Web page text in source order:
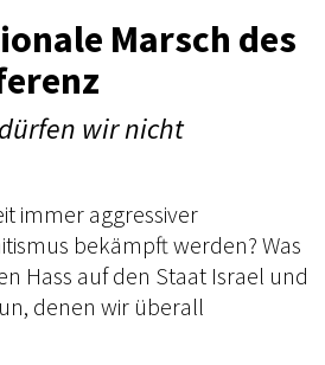
Marsch des
wir nicht
immer aggressiver
bekämpft werden? Was
Hass auf den Staat Israel und
denen wir überall